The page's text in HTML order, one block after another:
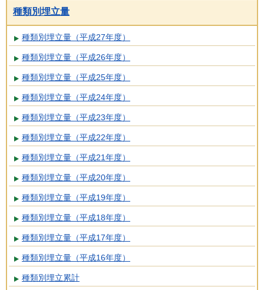
種類別埋立量
種類別埋立量（平成27年度）
種類別埋立量（平成26年度）
種類別埋立量（平成25年度）
種類別埋立量（平成24年度）
種類別埋立量（平成23年度）
種類別埋立量（平成22年度）
種類別埋立量（平成21年度）
種類別埋立量（平成20年度）
種類別埋立量（平成19年度）
種類別埋立量（平成18年度）
種類別埋立量（平成17年度）
種類別埋立量（平成16年度）
種類別埋立累計